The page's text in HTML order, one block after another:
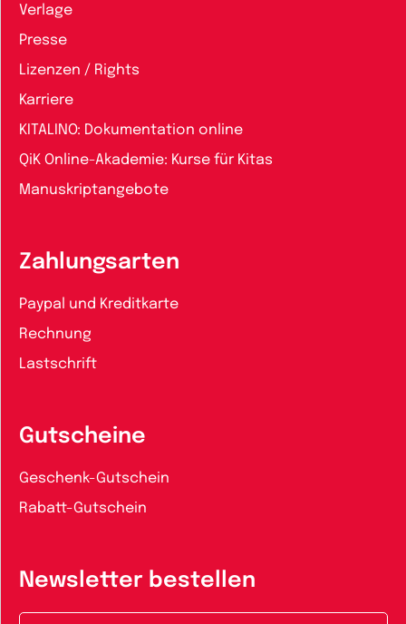
Verlage
Presse
Lizenzen / Rights
Karriere
KITALINO: Dokumentation online
QiK Online-Akademie: Kurse für Kitas
Manuskriptangebote
Zahlungsarten
Paypal und Kreditkarte
Rechnung
Lastschrift
Gutscheine
Geschenk-Gutschein
Rabatt-Gutschein
Newsletter bestellen